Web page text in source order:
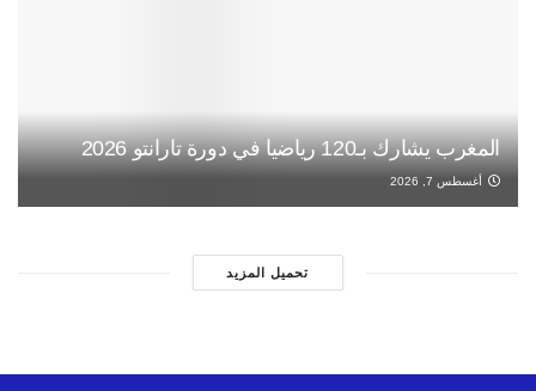
المغرب يشارك بـ120 رياضيا في دورة تارانتو 2026
أغسطس 7, 2026
تحميل المزيد